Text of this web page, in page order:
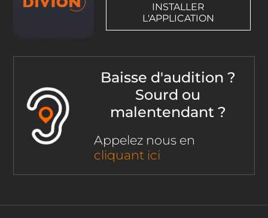
INSTALLER
L'APPLICATION
Baisse d'audition ?
Sourd ou
malentendant ?
Appelez nous en
cliquant ici